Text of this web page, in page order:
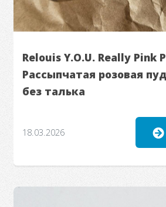
Relouis Y.O.U. Really Pink
Рассыпчатая розовая
без талька
18.03.2026